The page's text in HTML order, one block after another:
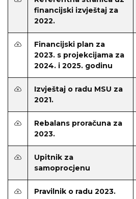
financijski izvještaj za
2022.
Financijski plan za
2023. s projekcijama za
2024. i 2025. godinu
Izvještaj o radu MSU za
2021.
Rebalans proračuna za
2023.
Upitnik za
samoprocjenu
Pravilnik o radu 2023.